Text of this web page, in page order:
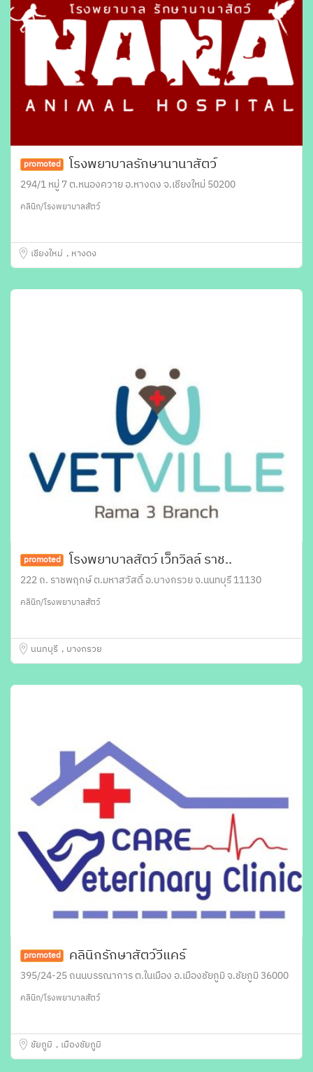
promoted โรงพยาบาลรักษานานาสัตว์
294/1 หมู่ 7 ต.หนองควาย อ.หางดง จ.เชียงใหม่ 50200
คลินิก/โรงพยาบาลสัตว์
เชียงใหม่ หางดง
promoted โรงพยาบาลสัตว์ เว็ทวิลล์ ราช..
222 ถ. ราชพฤกษ์ ต.มหาสวัสดิ์ อ.บางกรวย จ.นนทบุรี 11130
คลินิก/โรงพยาบาลสัตว์
นนทบุรี บางกรวย
promoted คลินิกรักษาสัตว์วีแคร์
395/24-25 ถนนบรรณาการ ต.ในเมือง อ.เมืองชัยภูมิ จ.ชัยภูมิ 36000
คลินิก/โรงพยาบาลสัตว์
ชัยภูมิ เมืองชัยภูมิ